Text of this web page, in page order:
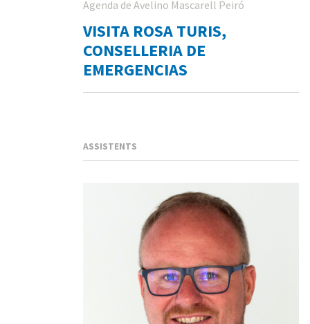
Agenda de Avelino Mascarell Peiró
VISITA ROSA TURIS,
CONSELLERIA DE
EMERGENCIAS
ASSISTENTS